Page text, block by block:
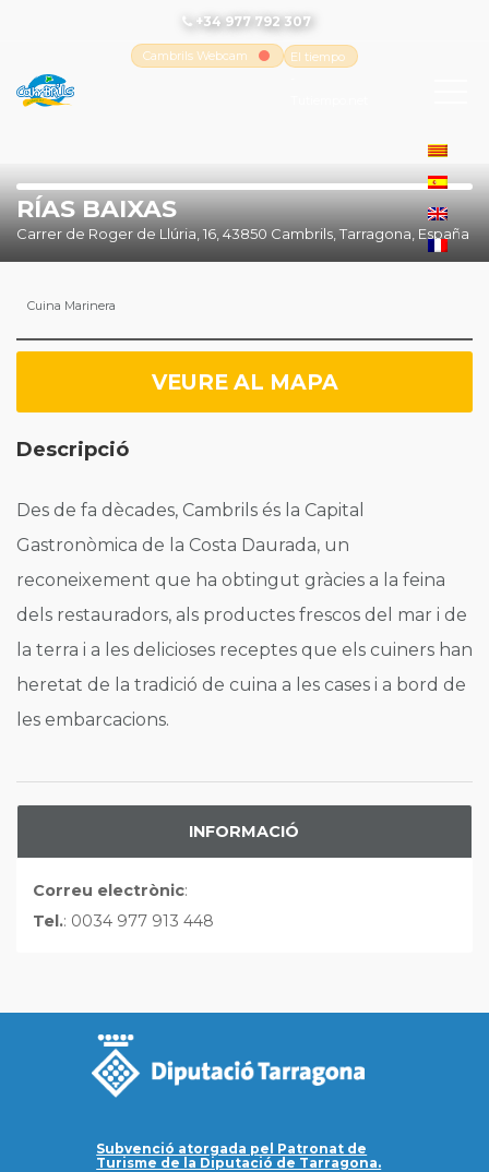
+34 977 792 307
Cambrils Webcam
El tiempo
RÍAS BAIXAS
Carrer de Roger de Llúria, 16, 43850 Cambrils, Tarragona, España
Cuina Marinera
VEURE AL MAPA
Descripció
Des de fa dècades, Cambrils és la Capital
Gastronòmica de la Costa Daurada, un
reconeixement que ha obtingut gràcies a la feina
dels restauradors, als productes frescos del mar i de
la terra i a les delicioses receptes que els cuiners han
heretat de la tradició de cuina a les cases i a bord de
les embarcacions.
INFORMACIÓ
Correu electrònic:
Tel.: 0034 977 913 448
Subvenció atorgada pel Patronat de
Turisme de la Diputació de Tarragona.